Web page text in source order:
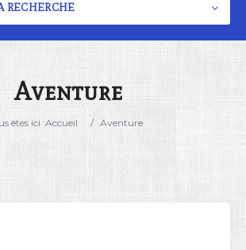
RECHERCHE
Aventure
êtes ici :Accueil / Aventure